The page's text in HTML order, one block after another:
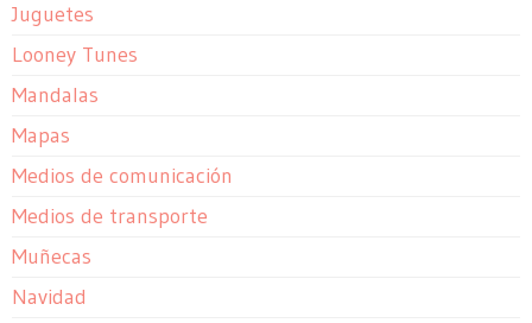
Juguetes
Looney Tunes
Mandalas
Mapas
Medios de comunicación
Medios de transporte
Muñecas
Navidad